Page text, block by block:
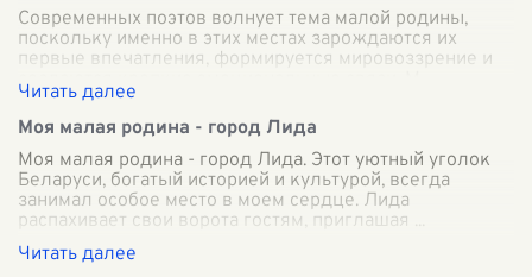
Современных поэтов волнует тема малой родины,
поскольку именно в этих местах зарождаются их
первые впечатления, формируется мировоззрение и
создаются крепкие эмоциональные связи. М
Моя малая родина - город Лида
Моя малая родина - город Лида. Этот уютный уголок
Беларуси, богатый историей и культурой, всегда
занимал особое место в моем сердце. Лида
распахивает свои ворота гостям, приглашая